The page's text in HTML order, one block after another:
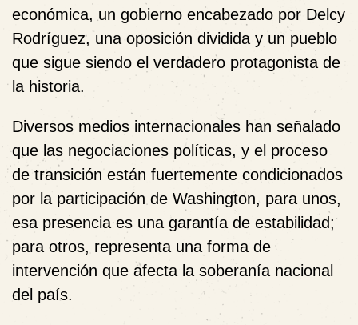
económica, un gobierno encabezado por Delcy
Rodríguez, una oposición dividida y un pueblo
que sigue siendo el verdadero protagonista de
la historia.
Diversos medios internacionales han señalado
que las negociaciones políticas, y el proceso
de transición están fuertemente condicionados
por la participación de Washington, para unos,
esa presencia es una garantía de estabilidad;
para otros, representa una forma de
intervención que afecta la soberanía nacional
del país.